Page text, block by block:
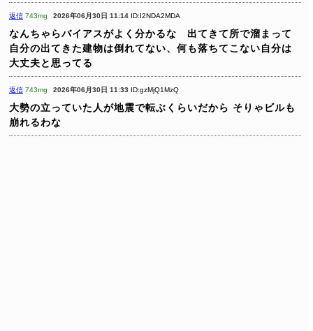
返信 743mg 2026年06月30日 11:14 ID:I2NDA2MDA
なんちゃらバイアスがよく分かるな 出てきて所で溜まって
自分の出てきた建物は倒れてない、何も落ちてこない自分は
大丈夫と思ってる
返信 743mg 2026年06月30日 11:33 ID:gzMjQ1MzQ
大勢の立っていた人が地震で転ぶくらいだから そりゃビルも
崩れるわな